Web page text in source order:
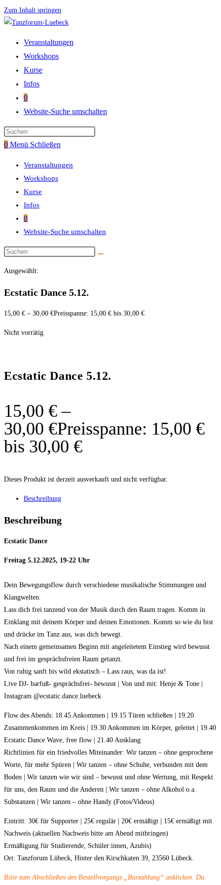
Zum Inhalt springen
Veranstaltungen
Workshops
Kurse
Infos
0
Website-Suche umschalten
0 Menü Schließen
Veranstaltungen
Workshops
Kurse
Infos
0
Website-Suche umschalten
Ausgewählt:
Ecstatic Dance 5.12.
15,00 € – 30,00 €Preisspanne: 15,00 € bis 30,00 €
Nicht vorrätig
Ecstatic Dance 5.12.
15,00 € –
30,00 €Preisspanne: 15,00 €
bis 30,00 €
Dieses Produkt ist derzeit ausverkauft und nicht verfügbar.
Beschreibung
Beschreibung
Ecstatic Dance
Freitag 5.12.2025, 19-22 Uhr
Dein Bewegungsflow durch verschiedene musikalische Stimmungen und
Klangwelten.
Lass dich frei tanzend von der Musik durch den Raum tragen. Komm in
Einklang mit deinem Körper und deinen Emotionen. Komm so wie du bist
und drücke im Tanz aus, was dich bewegt.
Nach einem gemeinsamen Beginn mit angeleitetem Einstieg wird bewusst
und frei im gesprächsfreien Raum getanzt.
Von ruhig sanft bis wild ekstatisch – Lass raus, was da ist!
Live DJ- barfuß- gesprächsfrei- bewusst | Von und mit: Henje & Tone |
Instagram @ecstatic.dance.luebeck
Flow des Abends: 18.45 Ankommen | 19.15 Türen schließen | 19.20
Zusammenkommen im Kreis | 19.30 Ankommen im Körper, geleitet | 19.40
Ecstatic Dance Wave, free flow | 21.40 Ausklang
Richtlinien für ein friedvolles Miteinander: Wir tanzen – ohne gesprochene
Worte, für mehr Spüren | Wir tanzen – ohne Schuhe, verbunden mit dem
Boden | Wir tanzen wie wir sind – bewusst und ohne Wertung, mit Respekt
für uns, den Raum und die Anderen | Wir tanzen – ohne Alkohol o.a.
Substanzen | Wir tanzen – ohne Handy (Fotos/Videos)
Eintritt: 30€ für Supporter | 25€ regulär | 20€ ermäßigt | 15€ ermäßigt mit
Nachweis (aktuellen Nachweis bitte am Abend mitbringen)
Ermäßigung für Studierende, Schüler:innen, Azubis)
Ort: Tanzforum Lübeck, Hinter den Kirschkaten 39, 23560 Lübeck.
Bitte zum Abschließen des Bestellvorgangs „Barzahlung“ anklicken. Du